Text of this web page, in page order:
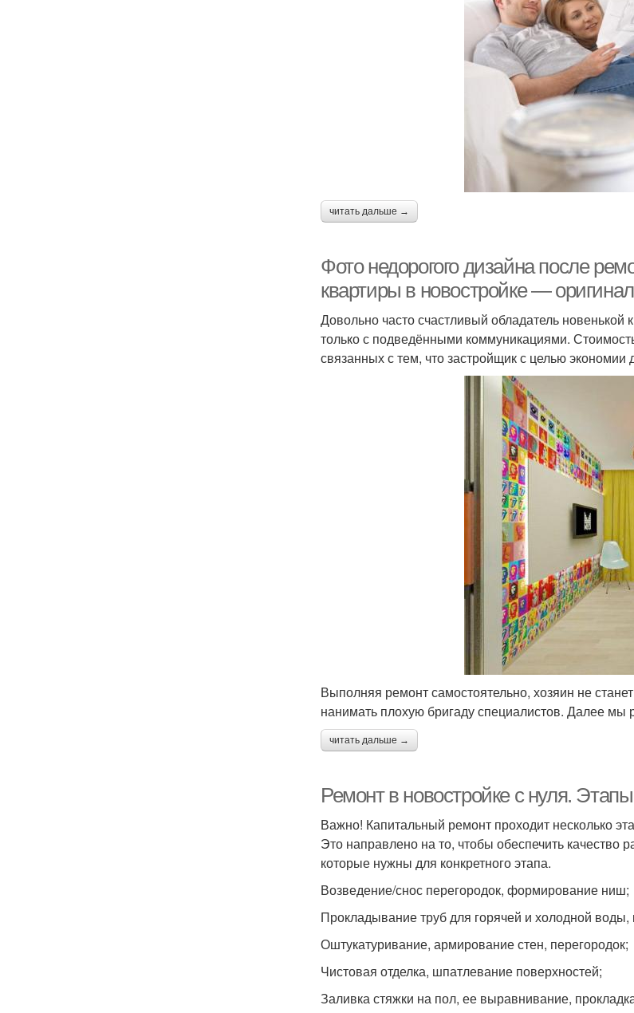
читать дальше →
Фото недорогого дизайна после
квартиры в новостройке —
Довольно часто счастливый обладатель новенькой
только с подведёнными коммуникациями.
связанных с тем, что застройщик с целью
Выполняя ремонт самостоятельно, хозяин не
нанимать плохую бригаду специалистов. Далее мы
читать дальше →
Ремонт в новостройке с нуля.
Важно! Капитальный ремонт проходит несколько
Это направлено на то, чтобы обеспечить качество
которые нужны для конкретного этапа.
Возведение/снос перегородок, формирование ниш;
Прокладывание труб для горячей и холодной воды,
Оштукатуривание, армирование стен, перегородок;
Чистовая отделка, шпатлевание поверхностей;
Заливка стяжки на пол, ее выравнивание,